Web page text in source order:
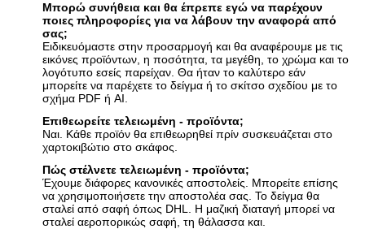
Μπορώ συνήθεια και θα έπρεπε εγώ να παρέχουν
ποιες πληροφορίες για να λάβουν την αναφορά από
σας;
Ειδικευόμαστε στην προσαρμογή και θα αναφέρουμε με τις
εικόνες προϊόντων, η ποσότητα, τα μεγέθη, το χρώμα και το
λογότυπο εσείς παρείχαν. Θα ήταν το καλύτερο εάν
μπορείτε να παρέχετε το δείγμα ή το σκίτσο σχεδίου με το
σχήμα PDF ή AI.
Επιθεωρείτε τελειωμένη - προϊόντα;
Ναι. Κάθε προϊόν θα επιθεωρηθεί πρίν συσκευάζεται στο
χαρτοκιβώτιο στο σκάφος.
Πώς στέλνετε τελειωμένη - προϊόντα;
Έχουμε διάφορες κανονικές αποστολείς. Μπορείτε επίσης
να χρησιμοποιήσετε την αποστολέα σας. Το δείγμα θα
σταλεί από σαφή όπως DHL. Η μαζική διαταγή μπορεί να
σταλεί αεροπορικώς σαφή, τη θάλασσα και.